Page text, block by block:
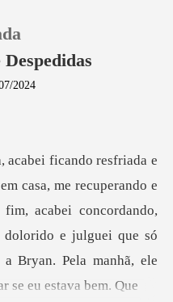
2024
o e
acabei concordando,
dolorido e julguei que